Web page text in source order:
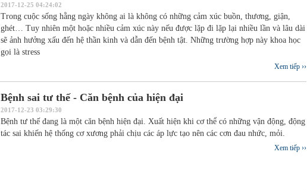
2017-12-25 04:24:02
Trong cuộc sống hằng ngày không ai là không có những cảm xúc buồn, thương, giận,
ghét… Tuy nhiên một hoặc nhiều cảm xúc này nếu được lặp đi lặp lại nhiều lần và lâu dài
sẽ ảnh hưởng xấu đến hệ thần kinh và dẫn đến bệnh tật. Những trường hợp này khoa học
gọi là stress
Xem tiếp ››
Bệnh sai tư thế - Căn bệnh của hiện đại
2017-12-23 03:29:30
Bệnh tư thế đang là một căn bệnh hiện đại. Xuất hiện khi cơ thể có những vận động, động
tác sai khiến hệ thống cơ xương phải chịu các áp lực tạo nên các cơn đau nhức, mỏi.
Xem tiếp ››